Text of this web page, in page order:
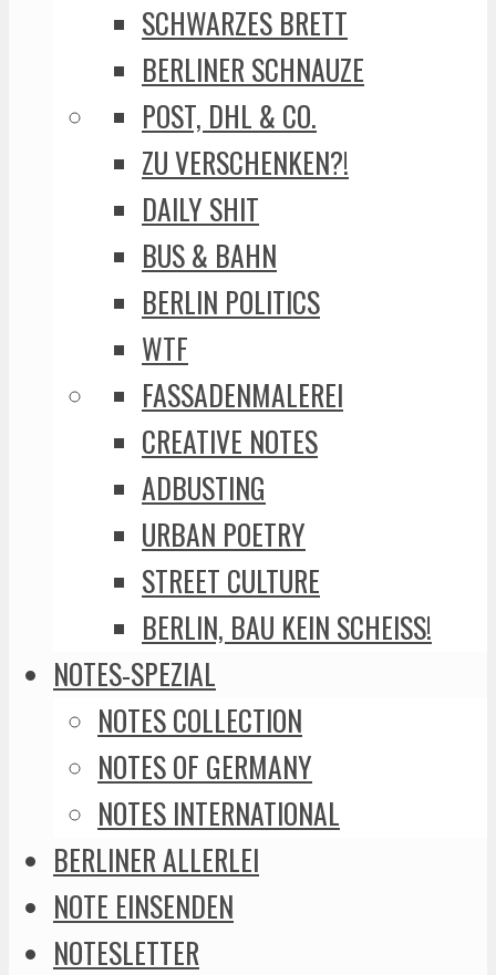
SCHWARZES BRETT
BERLINER SCHNAUZE
POST, DHL & CO.
ZU VERSCHENKEN?!
DAILY SHIT
BUS & BAHN
BERLIN POLITICS
WTF
FASSADENMALEREI
CREATIVE NOTES
ADBUSTING
URBAN POETRY
STREET CULTURE
BERLIN, BAU KEIN SCHEISS!
NOTES-SPEZIAL
NOTES COLLECTION
NOTES OF GERMANY
NOTES INTERNATIONAL
BERLINER ALLERLEI
NOTE EINSENDEN
NOTESLETTER